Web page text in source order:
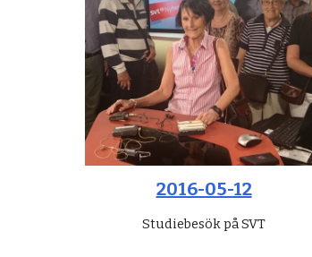
2016-05-12
Studiebesök på SVT